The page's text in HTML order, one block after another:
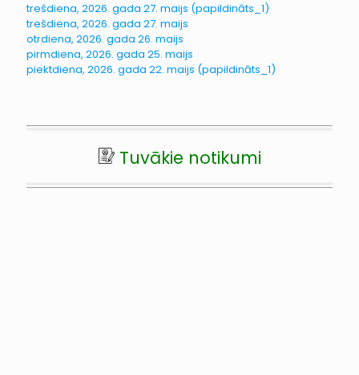
trešdiena, 2026. gada 27. maijs (papildināts_1)
trešdiena, 2026. gada 27. maijs
otrdiena, 2026. gada 26. maijs
pirmdiena, 2026. gada 25. maijs
piektdiena, 2026. gada 22. maijs (papildināts_1)
Tuvākie notikumi